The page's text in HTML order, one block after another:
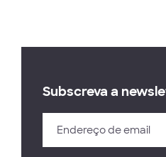
Subscreva a